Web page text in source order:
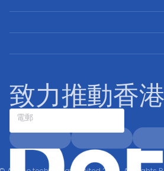
致力推動香
電郵